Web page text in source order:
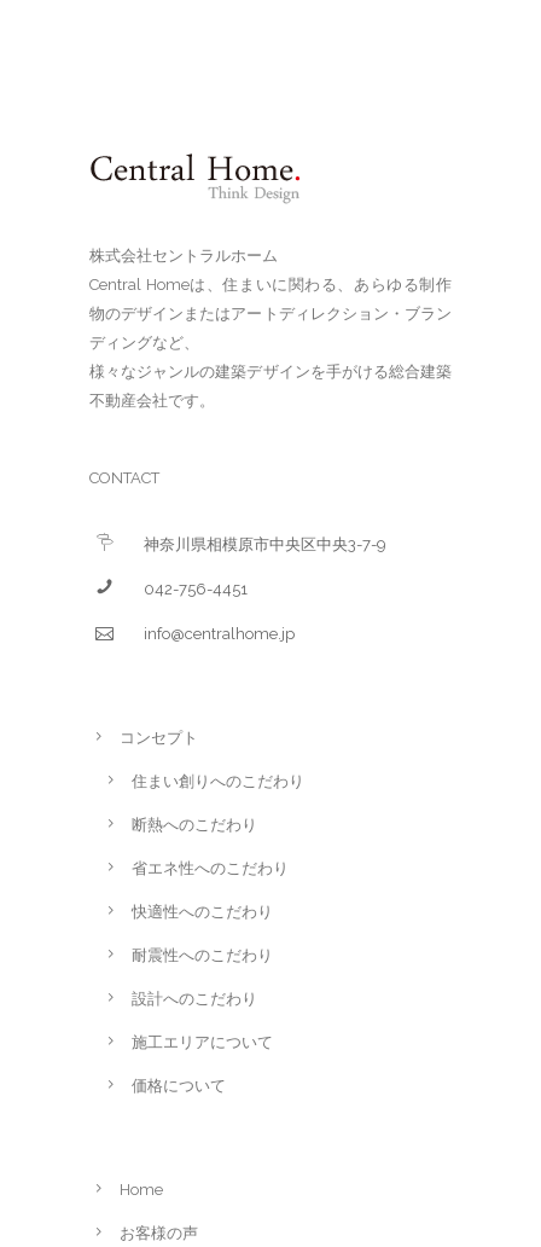
株式会社セントラルホーム
Central Homeは、住まいに関わる、あらゆる制作
物のデザインまたはアートディレクション・ブラン
ディングなど、
様々なジャンルの建築デザインを手がける総合建築
不動産会社です。
CONTACT
神奈川県相模原市中央区中央3-7-9
042-756-4451
info@centralhome.jp
コンセプト
住まい創りへのこだわり
断熱へのこだわり
省エネ性へのこだわり
快適性へのこだわり
耐震性へのこだわり
設計へのこだわり
施工エリアについて
価格について
Home
お客様の声